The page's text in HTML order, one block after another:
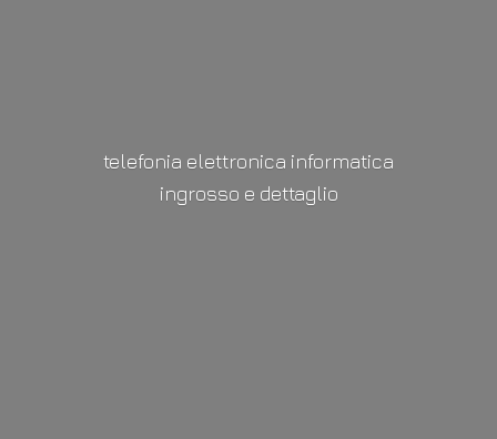
telefonia elettronica informatica
ingrosso e dettaglio